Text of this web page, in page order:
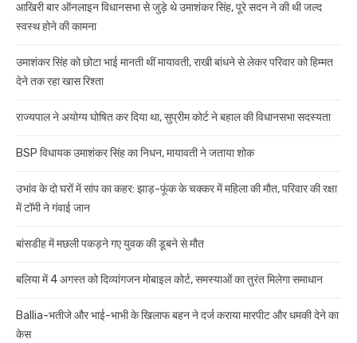
आखिरी बार ऑनलाइन विधानसभा से जुड़े थे उमाशंकर सिंह, पूरे सदन ने की थी जल्द
स्वस्थ होने की कामना
उमाशंकर सिंह को छोटा भाई मानती थीं मायावती, राखी बांधने से लेकर परिवार को हिम्मत
देने तक रहा खास रिश्ता
राज्यपाल ने अयोग्य घोषित कर दिया था, सुप्रीम कोर्ट ने बहाल की विधानसभा सदस्यता
BSP विधायक उमाशंकर सिंह का निधन, मायावती ने जताया शोक
उभांव के दो घरों में सांप का कहर: झाड़-फूंक के चक्कर में महिला की मौत, परिवार की रक्षा
में टॉमी ने गंवाई जान
बांसडीह में मछली पकड़ने गए युवक की डूबने से मौत
बलिया में 4 अगस्त को दिव्यांगजन मोबाइल कोर्ट, समस्याओं का तुरंत मिलेगा समाधान
Ballia-भतीजे और भाई-भाभी के खिलाफ बहन ने दर्ज कराया मारपीट और धमकी देने का
केस